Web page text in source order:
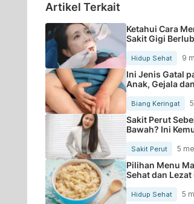
Artikel Terkait
Ketahui Cara
Sakit Gigi
Hidup Sehat 9
Ini Jenis Gatal
Anak, Gejala
Mengobatinya
Biang Keringat
Sakit Perut
Bawah? Ini
Sakit Perut 5
Pilihan Menu
Sehat dan
Mengurangi
Hidup Sehat 5